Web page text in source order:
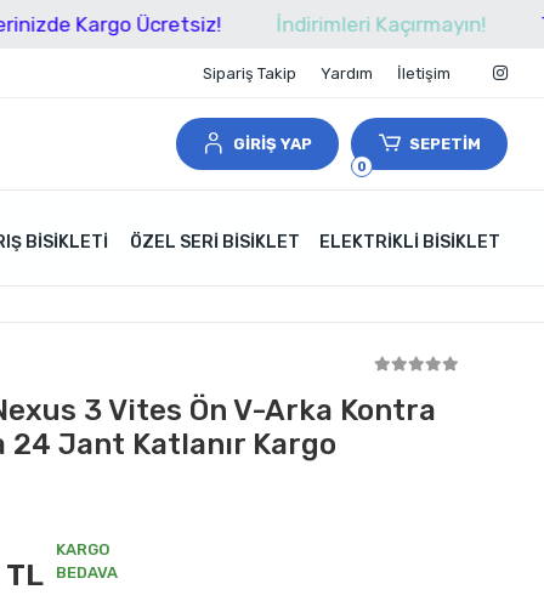
Ücretsiz! İndirimleri Kaçırmayın! Tüm
Sipariş Takip Yardım İletişim
GİRİŞ YAP
0
SEPETİM
BISIKLETI ÖZEL SERI BISIKLET ELEKTRIKLI BISIKLET
3 Vites Ön V-Arka Kontra
24 Jant Katlanır Kargo
KARGO
BEDAVA